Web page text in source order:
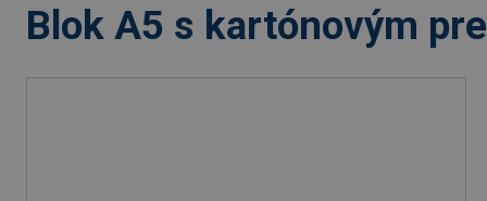
Blok A5 s kartónovým